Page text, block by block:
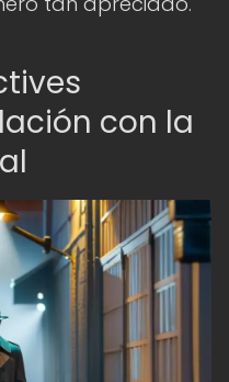
con la